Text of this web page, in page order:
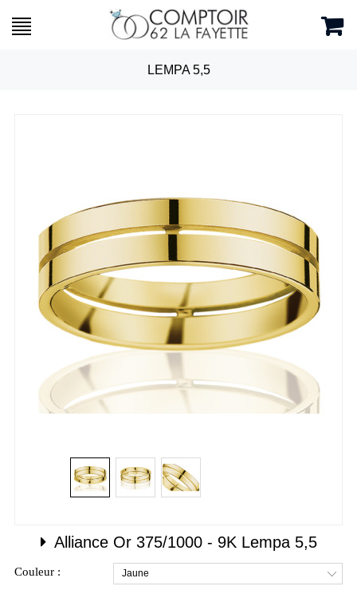
LEMPA 5,5
Alliance Or 375/1000 - 9K Lempa 5,5
Couleur : Jaune